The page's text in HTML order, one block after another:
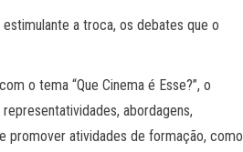
a troca, os debates que o
o tema “Que Cinema é Esse?”, o
abordagens,
promover atividades de formação, como